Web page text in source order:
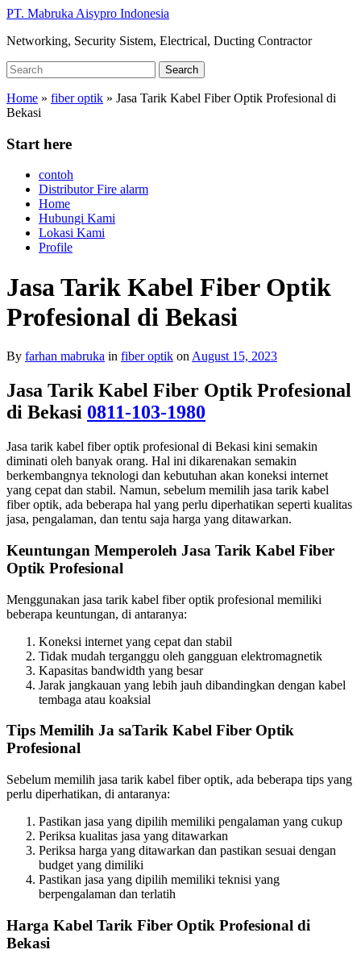
Skip
main
PT. Mabruka Aisypro Indonesia
Networking, Security Sistem, Electrical, Ducting Contractor
Search
for:
Search
Home » fiber optik » Jasa Tarik Kabel Fiber Optik Profesional di
Bekasi
Start here
contoh
Distributor Fire alarm
Home
Hubungi Kami
Lokasi Kami
Profile
Jasa Tarik Kabel Fiber Optik
Profesional di Bekasi
By farhan mabruka in fiber optik on August 15, 2023
Jasa Tarik Kabel Fiber Optik Profesional
di Bekasi 0811-103-1980
Jasa tarik kabel fiber optik profesional di Bekasi kini semakin
diminati oleh banyak orang. Hal ini dikarenakan semakin
berkembangnya teknologi dan kebutuhan akan koneksi internet
yang cepat dan stabil. Namun, sebelum memilih jasa tarik kabel
fiber optik, ada beberapa hal yang perlu diperhatikan seperti kualitas
jasa, pengalaman, dan tentu saja harga yang ditawarkan.
Keuntungan Memperoleh Jasa Tarik Kabel Fiber
Optik Profesional
Menggunakan jasa tarik kabel fiber optik profesional memiliki
beberapa keuntungan, di antaranya:
Koneksi internet yang cepat dan stabil
Tidak mudah terganggu oleh gangguan elektromagnetik
Kapasitas bandwidth yang besar
Jarak jangkauan yang lebih jauh dibandingkan dengan kabel
tembaga atau koaksial
Tips Memilih Ja saTarik Kabel Fiber Optik
Profesional
Sebelum memilih jasa tarik kabel fiber optik, ada beberapa tips yang
perlu diperhatikan, di antaranya:
Pastikan jasa yang dipilih memiliki pengalaman yang cukup
Periksa kualitas jasa yang ditawarkan
Periksa harga yang ditawarkan dan pastikan sesuai dengan
budget yang dimiliki
Pastikan jasa yang dipilih memiliki teknisi yang
berpengalaman dan terlatih
Harga Kabel Tarik Fiber Optik Profesional di
Bekasi